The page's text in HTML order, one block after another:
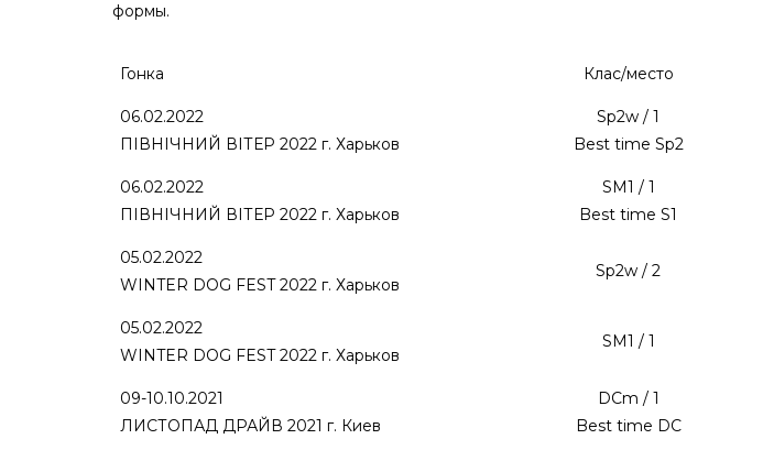
формы.
Гонка Клас/место
06.02.2022
ПІВНІЧНИЙ ВІТЕР 2022 г. Харьков
Sp2w / 1
Best time Sp2
06.02.2022
ПІВНІЧНИЙ ВІТЕР 2022 г. Харьков
SM1 / 1
Best time S1
05.02.2022
WINTER DOG FEST 2022 г. Харьков
Sp2w / 2
05.02.2022
WINTER DOG FEST 2022 г. Харьков
SM1 / 1
09-10.10.2021
ЛИСТОПАД ДРАЙВ 2021 г. Киев
DCm / 1
Best time DC